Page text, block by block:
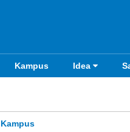
Kampus Idea
Kampus